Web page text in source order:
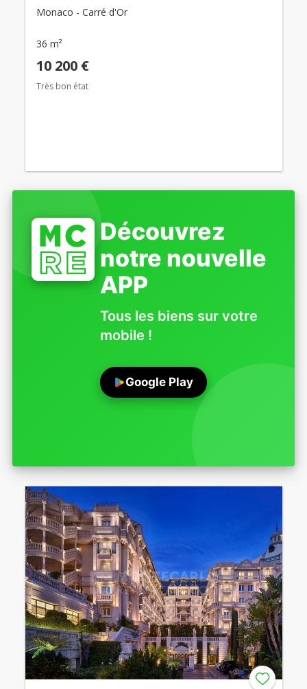
Monaco - Carré d'Or
36 m²
10 200 €
Très bon état
Découvrez
notre nouvelle
APP
Tous les biens sur votre
mobile !
Google Play